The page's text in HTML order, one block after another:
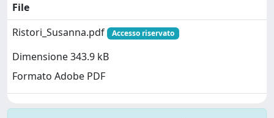
File
Ristori_Susanna.pdf
Accesso riservato
Dimensione 343.9 kB
Formato Adobe PDF